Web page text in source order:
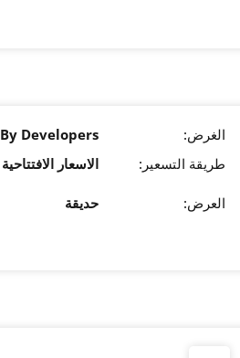
الغرض:
By Developers
طريقة التسعير: الاسعار الافتتاحية
العرض: حديقة